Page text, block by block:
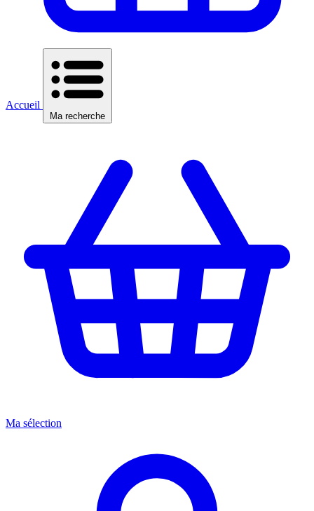
Accueil
Ma recherche
Ma sélection